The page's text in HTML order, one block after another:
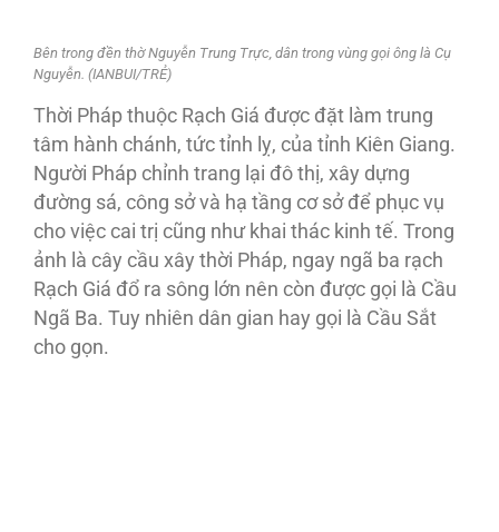
Bên trong đền thờ Nguyễn Trung Trực, dân trong vùng gọi ông là Cụ
Nguyễn. (IANBUI/TRẺ)
Thời Pháp thuộc Rạch Giá được đặt làm trung
tâm hành chánh, tức tỉnh lỵ, của tỉnh Kiên Giang.
Người Pháp chỉnh trang lại đô thị, xây dựng
đường sá, công sở và hạ tầng cơ sở để phục vụ
cho việc cai trị cũng như khai thác kinh tế. Trong
ảnh là cây cầu xây thời Pháp, ngay ngã ba rạch
Rạch Giá đổ ra sông lớn nên còn được gọi là Cầu
Ngã Ba. Tuy nhiên dân gian hay gọi là Cầu Sắt
cho gọn.